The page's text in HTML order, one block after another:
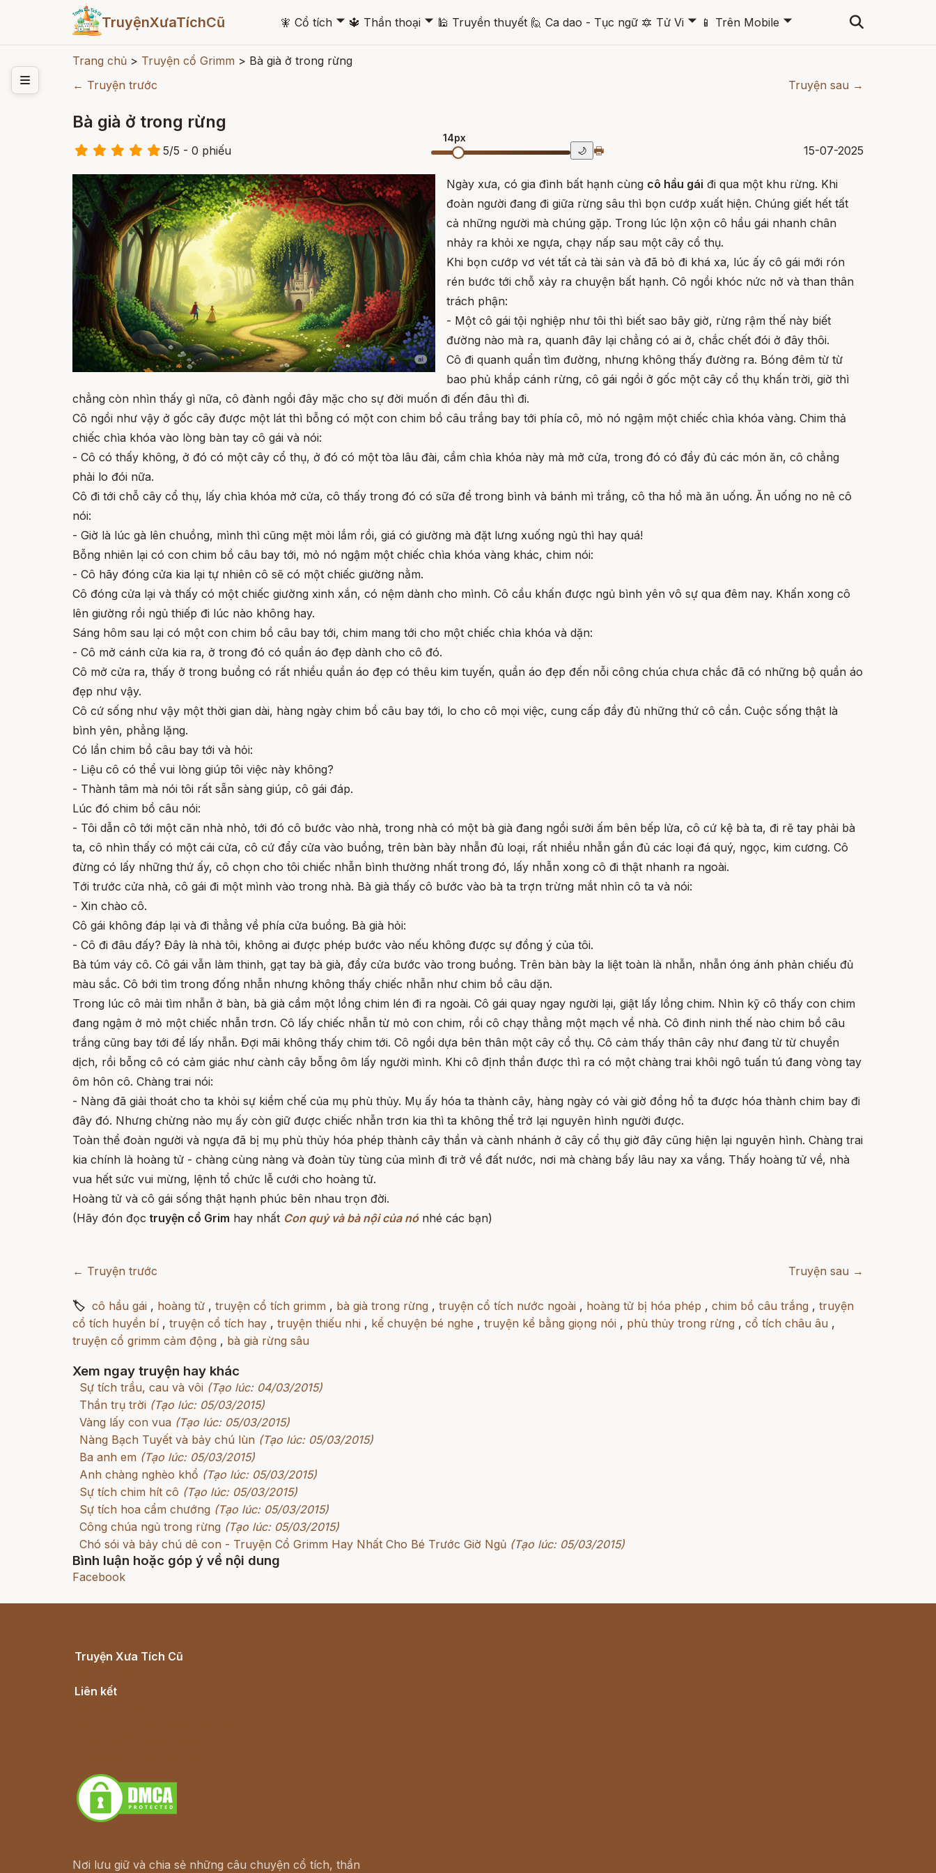
TruyệnXưaTíchCũ 🧚 Cổ tích 🞃 🔱 Thần thoại 🞃 🕌 Truyền thuyết 🙋 Ca dao - Tục ngữ 🔯 Tử Vi 🞃 📱 Trên Mobile 🞃
Trang chủ > Truyện cổ Grimm > Bà già ở trong rừng
← Truyện trước
Truyện sau →
Bà già ở trong rừng
5/5 - 0 phiếu
14px
🌙 🖶 15-07-2025
Ngày xưa, có gia đình bất hạnh cùng cô hầu gái đi qua một khu rừng. Khi
đoàn người đang đi giữa rừng sâu thì bọn cướp xuất hiện. Chúng giết hết tất
cả những người mà chúng gặp. Trong lúc lộn xộn cô hầu gái nhanh chân
nhảy ra khỏi xe ngựa, chạy nấp sau một cây cổ thụ.
Khi bọn cướp vơ vét tất cả tài sản và đã bỏ đi khá xa, lúc ấy cô gái mới rón
rén bước tới chỗ xảy ra chuyện bất hạnh. Cô ngồi khóc nức nở và than thân
trách phận:
- Một cô gái tội nghiệp như tôi thì biết sao bây giờ, rừng rậm thế này biết
đường nào mà ra, quanh đây lại chẳng có ai ở, chắc chết đói ở đây thôi.
Cô đi quanh quẩn tìm đường, nhưng không thấy đường ra. Bóng đêm từ từ
bao phủ khắp cánh rừng, cô gái ngồi ở gốc một cây cổ thụ khấn trời, giờ thì
chẳng còn nhìn thấy gì nữa, cô đành ngồi đây mặc cho sự đời muốn đi đến đâu thì đi.
Cô ngồi như vậy ở gốc cây được một lát thì bỗng có một con chim bồ câu trắng bay tới phía cô, mỏ nó ngậm một chiếc chìa khóa vàng. Chim thả
chiếc chìa khóa vào lòng bàn tay cô gái và nói:
- Cô có thấy không, ở đó có một cây cổ thụ, ở đó có một tòa lâu đài, cầm chìa khóa này mà mở cửa, trong đó có đầy đủ các món ăn, cô chẳng
phải lo đói nữa.
Cô đi tới chỗ cây cổ thụ, lấy chìa khóa mở cửa, cô thấy trong đó có sữa để trong bình và bánh mì trắng, cô tha hồ mà ăn uống. Ăn uống no nê cô
nói:
- Giờ là lúc gà lên chuồng, mình thì cũng mệt mỏi lắm rồi, giá có giường mà đặt lưng xuống ngủ thì hay quá!
Bỗng nhiên lại có con chim bồ câu bay tới, mỏ nó ngậm một chiếc chìa khóa vàng khác, chim nói:
- Cô hãy đóng cửa kia lại tự nhiên cô sẽ có một chiếc giường nằm.
Cô đóng cửa lại và thấy có một chiếc giường xinh xắn, có nệm dành cho mình. Cô cầu khấn được ngủ bình yên vô sự qua đêm nay. Khấn xong cô
lên giường rồi ngủ thiếp đi lúc nào không hay.
Sáng hôm sau lại có một con chim bồ câu bay tới, chim mang tới cho một chiếc chìa khóa và dặn:
- Cô mở cánh cửa kia ra, ở trong đó có quần áo đẹp dành cho cô đó.
Cô mở cửa ra, thấy ở trong buồng có rất nhiều quần áo đẹp có thêu kim tuyến, quần áo đẹp đến nỗi công chúa chưa chắc đã có những bộ quần áo
đẹp như vậy.
Cô cứ sống như vậy một thời gian dài, hàng ngày chim bồ câu bay tới, lo cho cô mọi việc, cung cấp đầy đủ những thứ cô cần. Cuộc sống thật là
bình yên, phẳng lặng.
Có lần chim bồ câu bay tới và hỏi:
- Liệu cô có thể vui lòng giúp tôi việc này không?
- Thành tâm mà nói tôi rất sẵn sàng giúp, cô gái đáp.
Lúc đó chim bồ câu nói:
- Tôi dẫn cô tới một căn nhà nhỏ, tới đó cô bước vào nhà, trong nhà có một bà già đang ngồi sưởi ấm bên bếp lửa, cô cứ kệ bà ta, đi rẽ tay phải bà
ta, cô nhìn thấy có một cái cửa, cô cứ đẩy cửa vào buồng, trên bàn bày nhẫn đủ loại, rất nhiều nhẫn gắn đủ các loại đá quý, ngọc, kim cương. Cô
đừng có lấy những thứ ấy, cô chọn cho tôi chiếc nhẫn bình thường nhất trong đó, lấy nhẫn xong cô đi thật nhanh ra ngoài.
Tới trước cửa nhà, cô gái đi một mình vào trong nhà. Bà già thấy cô bước vào bà ta trợn trừng mắt nhìn cô ta và nói:
- Xin chào cô.
Cô gái không đáp lại và đi thẳng về phía cửa buồng. Bà già hỏi:
- Cô đi đâu đấy? Đây là nhà tôi, không ai được phép bước vào nếu không được sự đồng ý của tôi.
Bà túm váy cô. Cô gái vẫn làm thinh, gạt tay bà già, đẩy cửa bước vào trong buồng. Trên bàn bày la liệt toàn là nhẫn, nhẫn óng ánh phản chiếu đủ
màu sắc. Cô bới tìm trong đống nhẫn nhưng không thấy chiếc nhẫn như chim bồ câu dặn.
Trong lúc cô mải tìm nhẫn ở bàn, bà già cầm một lồng chim lén đi ra ngoài. Cô gái quay ngay người lại, giật lấy lồng chim. Nhìn kỹ cô thấy con chim
đang ngậm ở mỏ một chiếc nhẫn trơn. Cô lấy chiếc nhẫn từ mỏ con chim, rồi cô chạy thẳng một mạch về nhà. Cô đinh ninh thế nào chim bồ câu
trắng cũng bay tới để lấy nhẫn. Đợi mãi không thấy chim tới. Cô ngồi dựa bên thân một cây cổ thụ. Cô cảm thấy thân cây như đang từ từ chuyển
dịch, rồi bỗng cô có cảm giác như cành cây bỗng ôm lấy người mình. Khi cô định thần được thì ra có một chàng trai khôi ngô tuấn tú đang vòng tay
ôm hôn cô. Chàng trai nói:
- Nàng đã giải thoát cho ta khỏi sự kiềm chế của mụ phù thủy. Mụ ấy hóa ta thành cây, hàng ngày có vài giờ đồng hồ ta được hóa thành chim bay đi
đây đó. Nhưng chừng nào mụ ấy còn giữ được chiếc nhẫn trơn kia thì ta không thể trở lại nguyên hình người được.
Toàn thể đoàn người và ngựa đã bị mụ phù thủy hóa phép thành cây thần và cành nhánh ở cây cổ thụ giờ đây cũng hiện lại nguyên hình. Chàng trai
kia chính là hoàng tử - chàng cùng nàng và đoàn tùy tùng của mình đi trở về đất nước, nơi mà chàng bấy lâu nay xa vắng. Thấy hoàng tử về, nhà
vua hết sức vui mừng, lệnh tổ chức lễ cưới cho hoàng tử.
Hoàng tử và cô gái sống thật hạnh phúc bên nhau trọn đời.
(Hãy đón đọc truyện cổ Grim hay nhất Con quỷ và bà nội của nónhé các bạn)
← Truyện trước Truyện sau →
🏷 cô hầu gái , hoàng tử , truyện cổ tích grimm , bà già trong rừng , truyện cổ tích nước ngoài , hoàng tử bị hóa phép , chim bồ câu trắng , truyện
cổ tích huyền bí, truyện cổ tích hay , truyện thiếu nhi , kể chuyện bé nghe , truyện kể bằng giọng nói , phù thủy trong rừng , cổ tích châu âu ,
truyện cổ grimm cảm động , bà già rừng sâu
Xem ngay truyện hay khác
Sự tích trầu, cau và vôi (Tạo lúc: 04/03/2015)
Thần trụ trời (Tạo lúc: 05/03/2015)
Vàng lấy con vua (Tạo lúc: 05/03/2015)
Nàng Bạch Tuyết và bảy chú lùn (Tạo lúc: 05/03/2015)
Ba anh em (Tạo lúc: 05/03/2015)
Anh chàng nghèo khổ (Tạo lúc: 05/03/2015)
Sự tích chim hít cô (Tạo lúc: 05/03/2015)
Sự tích hoa cẩm chướng (Tạo lúc: 05/03/2015)
Công chúa ngủ trong rừng (Tạo lúc: 05/03/2015)
Chó sói và bảy chú dê con - Truyện Cổ Grimm Hay Nhất Cho Bé Trước Giờ Ngủ (Tạo lúc: 05/03/2015)
Bình luận hoặc góp ý về nội dung
Facebook
Truyện Xưa Tích Cũ
Liên kết
Nơi lưu giữ và chia sẻ những câu chuyện cổ tích, thần